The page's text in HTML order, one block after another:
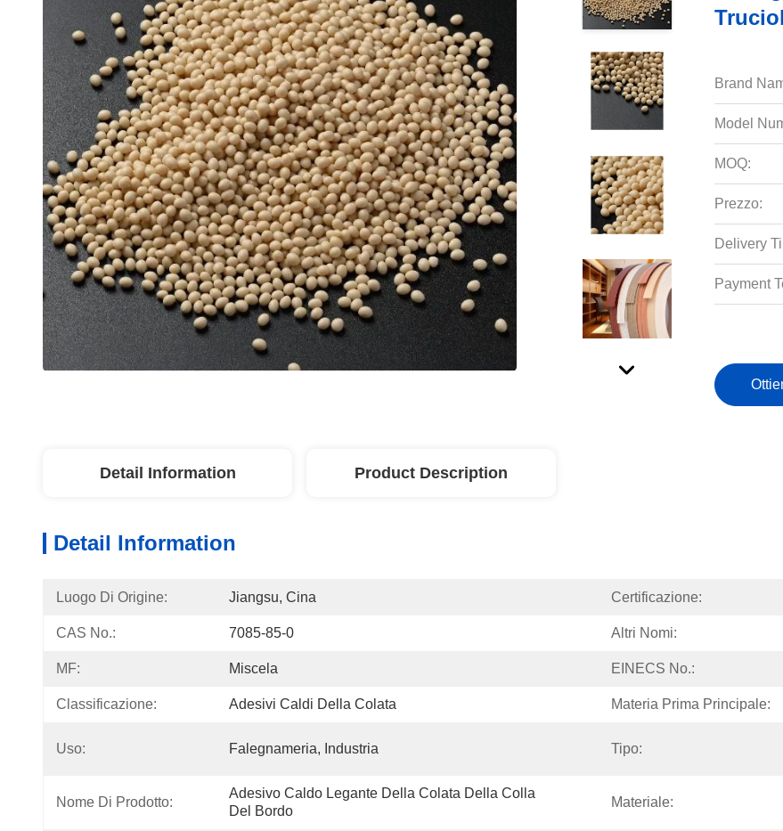
Brand
Model
MOQ:
Prezzo:
Delivery
Payment
Detail Information Product Description
Detail Information
Luogo Di Origine: Jiangsu, Cina Certificazione:
CAS No.: 7085-85-0 Altri Nomi:
MF: Miscela EINECS No.:
Classificazione: Adesivi Caldi Della Colata Materia Prima Principale:
Uso: Falegnameria, Industria Tipo:
Nome Di Prodotto:
Adesivo Caldo Legante Della Colata Della Colla
Del Bordo
Materiale: